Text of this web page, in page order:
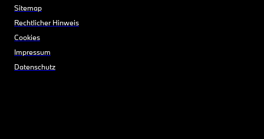
Sitemap
Rechtlicher Hinweis
Cookies
Impressum
Datenschutz